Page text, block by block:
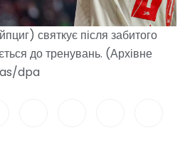
святкує після забитого
до тренувань. (Архівне
dpa